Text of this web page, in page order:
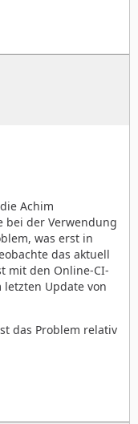
Achim
bei der Verwendung
was erst in
das aktuell
mit den Online-CI-
Update von
das Problem relativ